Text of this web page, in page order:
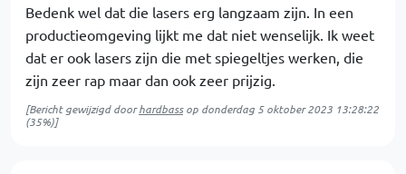
Bedenk wel dat die lasers erg langzaam zijn. In een
productieomgeving lijkt me dat niet wenselijk. Ik weet
dat er ook lasers zijn die met spiegeltjes werken, die
zijn zeer rap maar dan ook zeer prijzig.
[Bericht gewijzigd doorhardbassop donderdag 5 oktober 2023 13:28:22
(35%)]